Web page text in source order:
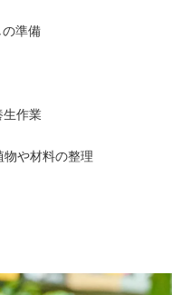
準備
生作業
や材料の整理